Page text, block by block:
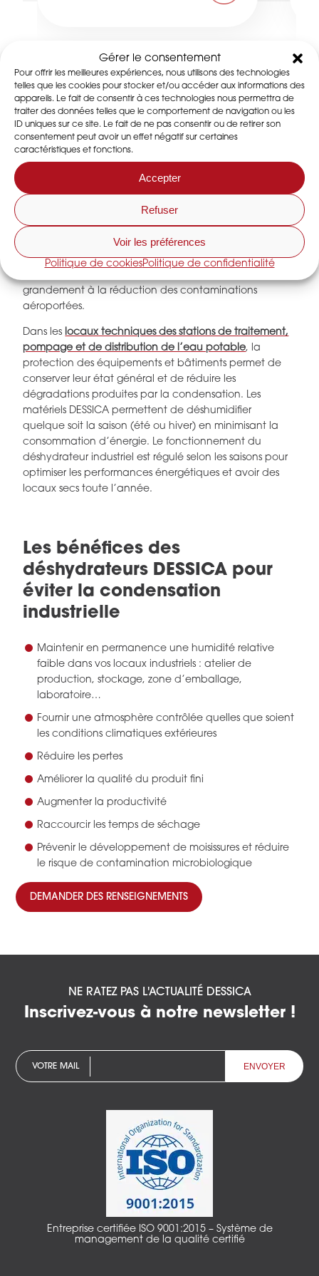
Gérer le consentement
Pour offrir les meilleures expériences, nous utilisons des technologies
telles que les cookies pour stocker et/ou accéder aux informations des
appareils. Le fait de consentir à ces technologies nous permettra de
traiter des données telles que le comportement de navigation ou les
ID uniques sur ce site. Le fait de ne pas consentir ou de retirer son
consentement peut avoir un effet négatif sur certaines
caractéristiques et fonctions.
Accepter
Refuser
Voir les préférences
Politique de cookiesPolitique de confidentialité
NOS PRODUITS ET SERVICES
ateliers de production et de conditionnement
agroalimentaire, la maitrise de l’humidité est un
paramètre essentiel au bon déroulement des
opérations notamment pour le tranchage et la
préparation de produits préemballées. Assécher l’air
permet de réduire les condensations et le risque de
grandement à la réduction des contaminations
aéroportées.
Dans les locaux techniques des stations de traitement,
pompage et de distribution de l’eau potable, la
protection des équipements et bâtiments permet de
conserver leur état général et de réduire les
dégradations produites par la condensation. Les
matériels DESSICA permettent de déshumidifier
quelque soit la saison (été ou hiver) en minimisant la
consommation d’énergie. Le fonctionnement du
déshydrateur industriel est régulé selon les saisons pour
optimiser les performances énergétiques et avoir des
locaux secs toute l’année.
Les bénéfices des
déshydrateurs DESSICA pour
éviter la condensation
industrielle
Maintenir en permanence une humidité relative
faible dans vos locaux industriels : atelier de
production, stockage, zone d’emballage,
laboratoire…
Fournir une atmosphère contrôlée quelles que soient
les conditions climatiques extérieures
Réduire les pertes
Améliorer la qualité du produit fini
Augmenter la productivité
Raccourcir les temps de séchage
Prévenir le développement de moisissures et réduire
le risque de contamination microbiologique
DEMANDER DES RENSEIGNEMENTS
NE RATEZ PAS L'ACTUALITÉ DESSICA
Inscrivez-vous à notre newsletter !
VOTRE MAIL
Entreprise certifiée ISO 9001:2015 – Système de
management de la qualité certifié